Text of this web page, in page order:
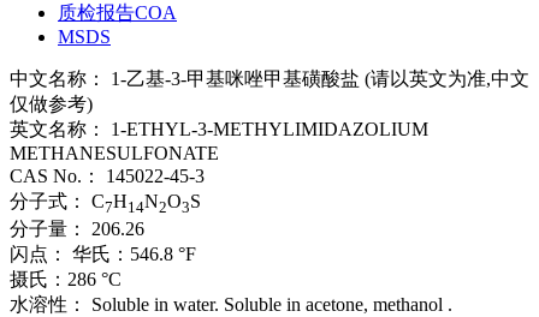
质检报告COA
MSDS
中文名称： 1-乙基-3-甲基咪唑甲基磺酸盐 (请以英文为准,中文
仅做参考)
英文名称： 1-ETHYL-3-METHYLIMIDAZOLIUM
METHANESULFONATE
CAS No.：
145022-45-3
分子式：
C7H14N2O3S
分子量：
206.26
闪点：
华氏：546.8 °F
摄氏：286 °C
水溶性：
Soluble in water. Soluble in acetone, methanol .